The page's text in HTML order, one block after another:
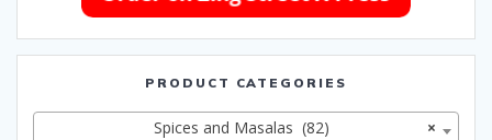
PRODUCT CATEGORIES
×
Spices and Masalas (82)